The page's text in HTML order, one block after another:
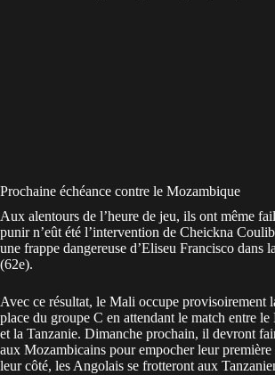
Prochaine échéance contre le Mozambique
Aux alentours de l’heure de jeu, ils ont même
punir n’eût été l’intervention de Cheickna
une frappe dangereuse d’Eliseu Francisco dans
(62e).
Avec ce résultat, le Mali occupe provisoirement
place du groupe C en attendant le match entre
et la Tanzanie. Dimanche prochain, il devront
aux Mozambicains pour empocher leur
leur côté, les Angolais se frotteront aux